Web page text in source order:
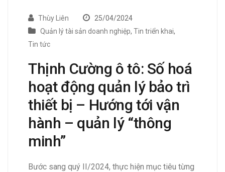
Thùy Liên
25/04/2024
Quản lý tài sản doanh nghiệp, Tin triển khai,
Tin tức
Thịnh Cường ô tô: Số hoá
hoạt động quản lý bảo trì
thiết bị – Hướng tới vận
hành – quản lý “thông
minh”
Bước sang quý II/2024, thực hiện mục tiêu từng